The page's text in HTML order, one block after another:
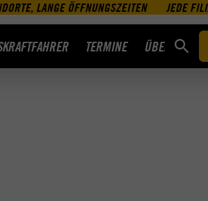
LANGE ÖFFNUNGSZEITEN
JEDE
TERMINE ÜBER UNS